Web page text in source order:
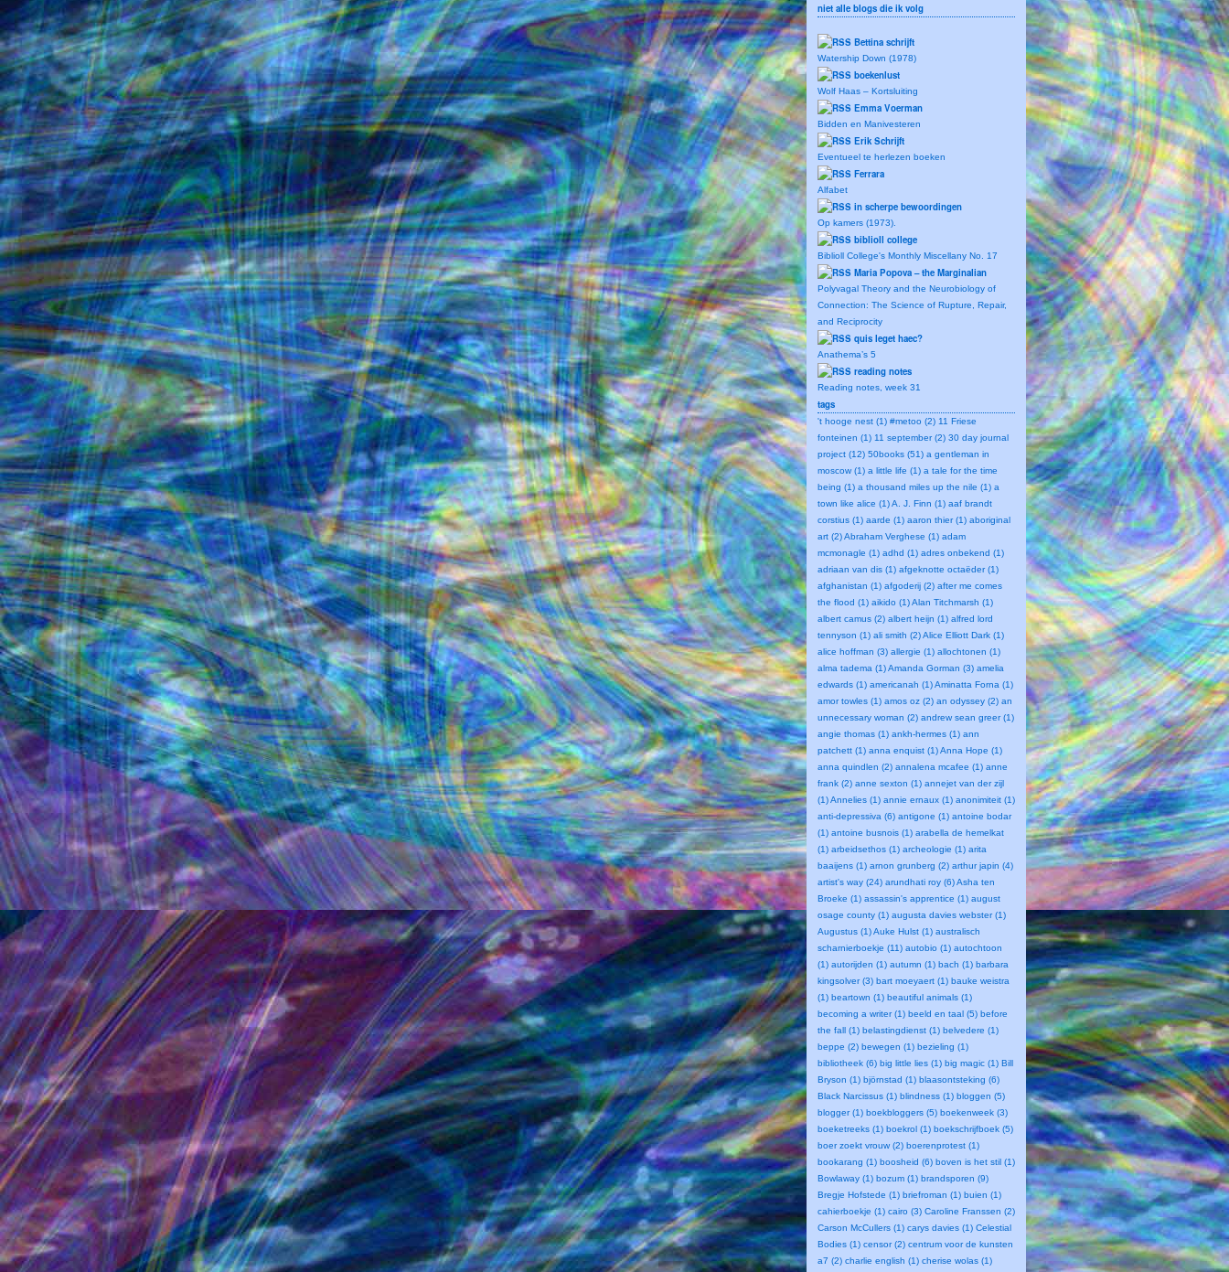
niet alle blogs die ik volg
Bettina schrijft
Watership Down (1978)
boekenlust
Wolf Haas – Kortsluiting
Emma Voerman
Bidden en Manivesteren
Erik Schrijft
Eventueel te herlezen boeken
Ferrara
Alfabet
in scherpe bewoordingen
Op kamers (1973).
biblioll college
Biblioll College's Monthly Miscellany No. 17
Maria Popova – the Marginalian
Polyvagal Theory and the Neurobiology of
Connection: The Science of Rupture, Repair,
and Reciprocity
quis leget haec?
Anathema’s 5
reading notes
Reading notes, week 31
tags
't hooge nest (1) #metoo (2) 11 Friese
fonteinen (1) 11 september (2) 30 day journal
project (12) 50books (51) a gentleman in
moscow (1) a little life (1) a tale for the time
being (1) a thousand miles up the nile (1) a
town like alice (1)A. J. Finn (1) aaf brandt
corstius (1) aarde (1) aaron thier (1) aboriginal
art (2)Abraham Verghese (1) adam
mcmonagle (1) adhd (1) adres onbekend (1)
adriaan van dis (1) afgeknotte octaëder (1)
afghanistan (1) afgoderij (2) after me comes
the flood (1) aikido (1)Alan Titchmarsh (1)
albert camus (2) albert heijn (1) alfred lord
tennyson (1) ali smith (2)Alice Elliott Dark (1)
alice hoffman (3) allergie (1) allochtonen (1)
alma tadema (1)Amanda Gorman (3) amelia
edwards (1) americanah (1)Aminatta Forna (1)
amor towles (1) amos oz (2) an odyssey (2) an
unnecessary woman (2) andrew sean greer (1)
angie thomas (1) ankh-hermes (1) ann
patchett (1) anna enquist (1)Anna Hope (1)
anna quindlen (2) annalena mcafee (1) anne
frank (2) anne sexton (1) annejet van der zijl
(1)Annelies (1) annie ernaux (1) anonimiteit (1)
anti-depressiva (6) antigone (1) antoine bodar
(1) antoine busnois (1) arabella de hemelkat
(1) arbeidsethos (1) archeologie (1) arita
baaijens (1) arnon grunberg (2) arthur japin (4)
artist's way (24) arundhati roy (6)Asha ten
Broeke (1) assassin's apprentice (1) august
osage county (1) augusta davies webster (1)
Augustus (1)Auke Hulst (1) australisch
scharnierboekje (11) autobio (1) autochtoon
(1) autorijden (1) autumn (1) bach (1) barbara
kingsolver (3) bart moeyaert (1) bauke weistra
(1) beartown (1) beautiful animals (1)
becoming a writer (1) beeld en taal (5) before
the fall (1) belastingdienst (1) belvedere (1)
beppe (2) bewegen (1) bezieling (1)
bibliotheek (6) big little lies (1) big magic (1) Bill
Bryson (1) björnstad (1) blaasontsteking (6)
Black Narcissus (1) blindness (1) bloggen (5)
blogger (1) boekbloggers (5) boekenweek (3)
boeketreeks (1) boekrol (1) boekschrijfboek (5)
boer zoekt vrouw (2) boerenprotest (1)
bookarang (1) boosheid (6) boven is het stil (1)
Bowlaway (1) bozum (1) brandsporen (9)
Bregje Hofstede (1) briefroman (1) buien (1)
cahierboekje (1) cairo (3) Caroline Franssen (2)
Carson McCullers (1) carys davies (1) Celestial
Bodies (1) censor (2) centrum voor de kunsten
a7 (2) charlie english (1) cherise wolas (1)